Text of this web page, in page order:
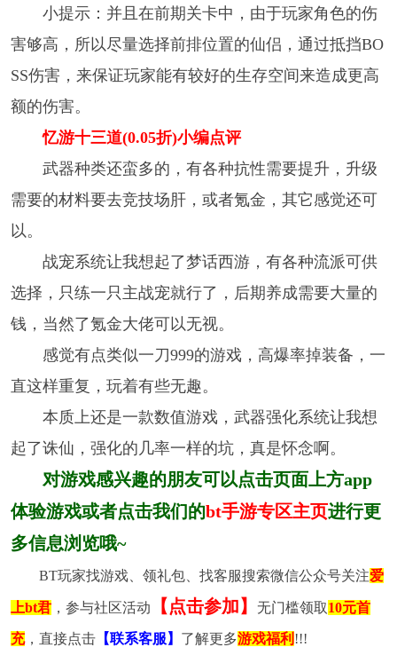
小提示：并且在前期关卡中，由于玩家角色的伤
害够高，所以尽量选择前排位置的仙侣，通过抵挡BO
SS伤害，来保证玩家能有较好的生存空间来造成更高
额的伤害。
忆游十三道(0.05折)小编点评
武器种类还蛮多的，有各种抗性需要提升，升级
需要的材料要去竞技场肝，或者氪金，其它感觉还可
以。
战宠系统让我想起了梦话西游，有各种流派可供
选择，只练一只主战宠就行了，后期养成需要大量的
钱，当然了氪金大佬可以无视。
感觉有点类似一刀999的游戏，高爆率掉装备，一
直这样重复，玩着有些无趣。
本质上还是一款数值游戏，武器强化系统让我想
起了诛仙，强化的几率一样的坑，真是怀念啊。
对游戏感兴趣的朋友可以点击页面上方app
体验游戏或者点击我们的bt手游专区主页进行更
多信息浏览哦~
BT玩家找游戏、领礼包、找客服搜索微信公众号关注爱
上bt君，参与社区活动 【点击参加】 无门槛领取10元首
充，直接点击【联系客服】 了解更多游戏福利 !!!